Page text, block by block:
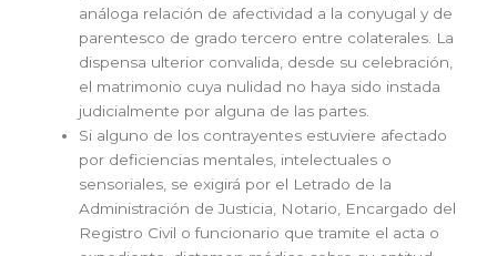
análoga relación de afectividad a la conyugal y de
parentesco de grado tercero entre colaterales. La
dispensa ulterior convalida, desde su celebración,
el matrimonio cuya nulidad no haya sido instada
judicialmente por alguna de las partes.
Si alguno de los contrayentes estuviere afectado
por deficiencias mentales, intelectuales o
sensoriales, se exigirá por el Letrado de la
Administración de Justicia, Notario, Encargado del
Registro Civil o funcionario que tramite el acta o